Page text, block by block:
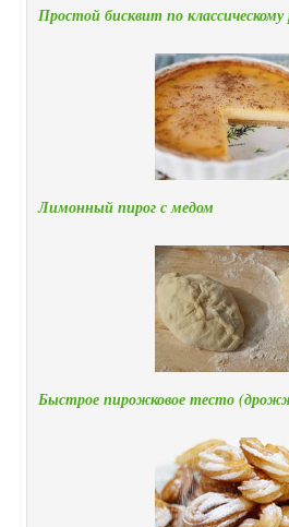
Простой бисквит по классическому
Лимонный пирог с медом
Быстрое пирожковое тесто